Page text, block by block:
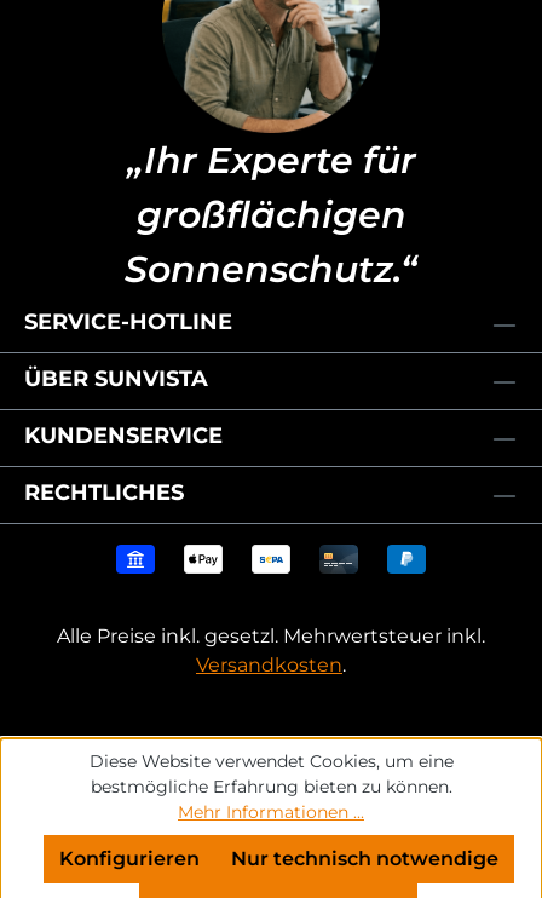
„Ihr Experte für
großflächigen
Sonnenschutz.“
SERVICE-HOTLINE
ÜBER SUNVISTA
KUNDENSERVICE
RECHTLICHES
Alle Preise inkl. gesetzl. Mehrwertsteuer inkl.
Versandkosten.
Diese Website verwendet Cookies, um eine
bestmögliche Erfahrung bieten zu können.
Mehr Informationen ...
Nur technisch notwendige
Konfigurieren